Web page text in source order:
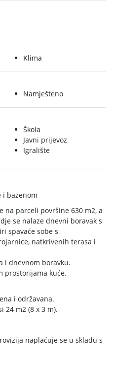
Klima
Namješteno
Škola
Javni prijevoz
Igralište
i bazenom
na parceli površine 630 m2, a
se nalaze dnevni boravak s
spavaće sobe s
natkrivenih terasa i
i dnevnom boravku.
prostorijama kuće.
i održavana.
24 m2 (8 x 3 m).
naplaćuje se u skladu s